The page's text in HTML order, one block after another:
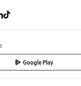
Google Play